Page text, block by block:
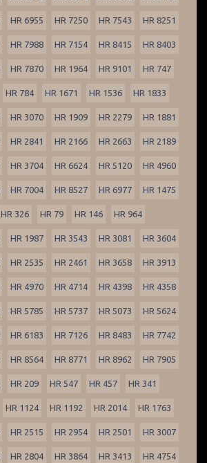
HR 6955 HR 7250 HR 7543 HR 8251
HR 7988 HR 7154 HR 8415 HR 8403
HR 7870 HR 1964 HR 9101 HR 747
HR 784 HR 1671 HR 1536 HR 1833
HR 3070 HR 1909 HR 2279 HR 1881
HR 2841 HR 2166 HR 2663 HR 2189
HR 3704 HR 6624 HR 5120 HR 4960
HR 7004 HR 8527 HR 6977 HR 1475
HR 326 HR 79 HR 146 HR 964
HR 1987 HR 3543 HR 3081 HR 3604
HR 2535 HR 2461 HR 3658 HR 3913
HR 4970 HR 4714 HR 4398 HR 4358
HR 5785 HR 5737 HR 5073 HR 5624
HR 6183 HR 7126 HR 8483 HR 7742
HR 8564 HR 8771 HR 8962 HR 7905
HR 209 HR 547 HR 457 HR 341
HR 1124 HR 1192 HR 2014 HR 1763
HR 2515 HR 2954 HR 2501 HR 3007
HR 2804 HR 3864 HR 3413 HR 4754